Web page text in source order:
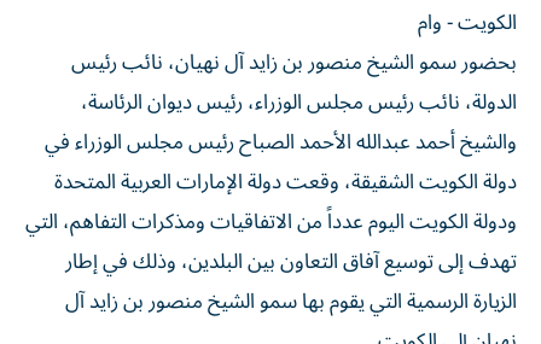
الكويت - وام
بحضور سمو الشيخ منصور بن زايد آل نهيان، نائب رئيس
الدولة، نائب رئيس مجلس الوزراء، رئيس ديوان الرئاسة،
والشيخ أحمد عبدالله الأحمد الصباح رئيس مجلس الوزراء في
دولة الكويت الشقيقة، وقعت دولة الإمارات العربية المتحدة
ودولة الكويت اليوم عدداً من الاتفاقيات ومذكرات التفاهم، التي
تهدف إلى توسيع آفاق التعاون بين البلدين، وذلك في إطار
الزيارة الرسمية التي يقوم بها سمو الشيخ منصور بن زايد آل